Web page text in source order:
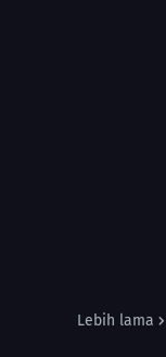
Lebih lama